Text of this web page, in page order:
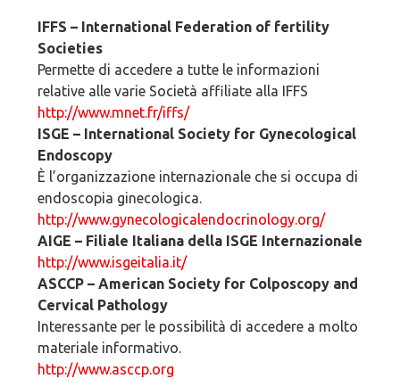
IFFS – International Federation of fertility
Societies
Permette di accedere a tutte le informazioni
relative alle varie Società affiliate alla IFFS
http://www.mnet.fr/iffs/
ISGE – International Society for Gynecological
Endoscopy
È l’organizzazione internazionale che si occupa di
endoscopia ginecologica.
http://www.gynecologicalendocrinology.org/
AIGE – Filiale Italiana della ISGE Internazionale
http://www.isgeitalia.it/
ASCCP – American Society for Colposcopy and
Cervical Pathology
Interessante per le possibilità di accedere a molto
materiale informativo.
http://www.asccp.org